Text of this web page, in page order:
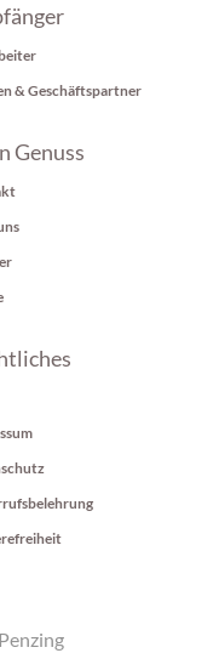
& Geschäftspartner
Genuss